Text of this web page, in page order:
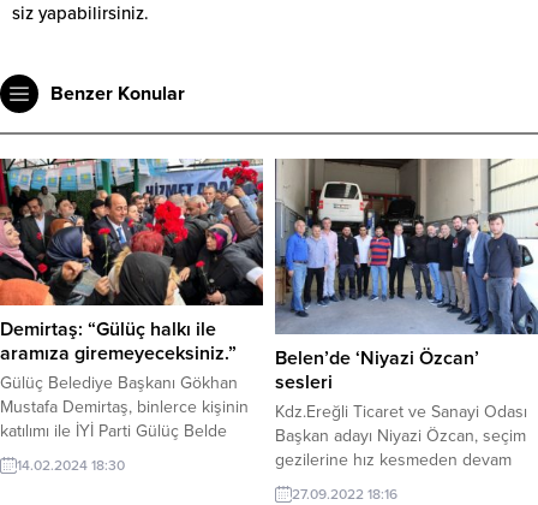
siz yapabilirsiniz.
Benzer Konular
Demirtaş: “Gülüç halkı ile
aramıza giremeyeceksiniz.”
Gülüç Belediye Başkanı Gökhan
Mustafa Demirtaş, binlerce kişinin
katılımı ile İYİ Parti Gülüç Belde
Başkanlığı ve Seçim Bürosu’nun
açılışını yaparak seçim startını verdi.
14.02.2024 18:30
Belen’de ‘Niyazi Özcan’
sesleri
Kdz.Ereğli Ticaret ve Sanayi Odası
Başkan adayı Niyazi Özcan, seçim
gezilerine hız kesmeden devam
ediyor.
27.09.2022 18:16